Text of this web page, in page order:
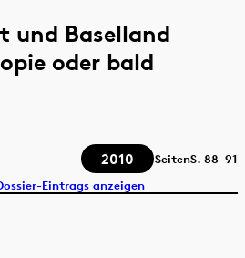
und Baselland
oder bald
2010 SeitenS. 88–91
Eintrags anzeigen